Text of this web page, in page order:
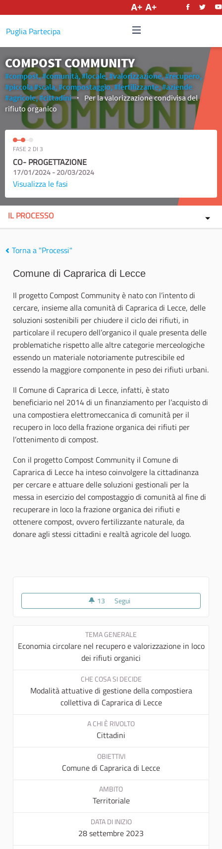
Puglia Partecipa
COMPOST COMMUNITY
#compost,#comunità,#locale,#valorizzazione,#recupero,
#piccola#scala,#compostaggio,#fertilizzante,#aziende
#agricole,#cittadini
Per la valorizzazione condivisa del
rifiuto organico
FASE 2 DI 3
CO- PROGETTAZIONE
17/01/2024 - 20/03/2024
Visualizza le fasi
IL PROCESSO
Torna a "Processi"
Comune di Caprarica di Lecce
Il progetto Compost Community è nato con l’intento di
cercare, insieme alla comunità di Caprarica di Lecce, delle
soluzioni sostenibili per chiudere il ciclo dei rifiuti, in
particolare il recupero dell’organico il quale presenta delle
problematiche rispetto alle altre categorie merceologiche
essendo un materiale notoriamente putrescibile ed
essendo la maggiore componente in peso dei rifiuti urbani.
Il Comune di Caprarica di Lecce, infatti, è stato
beneficiario nel 2014 di un finanziamento per l’acquisto di
una compostiera elettromeccanica di comunità per il
recupero in loco della frazione organica dei rifiuti per
l’ottenimento di compost.
Con il progetto Compost Community il Comune di
Caprarica di Lecce ha inteso coinvolgere la cittadinanza
per cercare e attuare delle soluzioni gestionali per la
messa in esercizio del compostaggio di comunità al fine di
recuperare in loco la frazione organica dei rifiuti e
ottenere compost, ovvero fertilizzante naturale, da
donare agli stessi cittadini e realtà agricole del luogo.
13 13 sostenitori
Segui
TEMA GENERALE
Economia circolare nel recupero e valorizzazione in loco
dei rifiuti organici
CHE COSA SI DECIDE
Modalità attuative di gestione della compostiera
collettiva di Caprarica di Lecce
A CHI È RIVOLTO
Cittadini
OBIETTIVI
Comune di Caprarica di Lecce
AMBITO
Territoriale
DATA DI INIZIO
28 settembre 2023